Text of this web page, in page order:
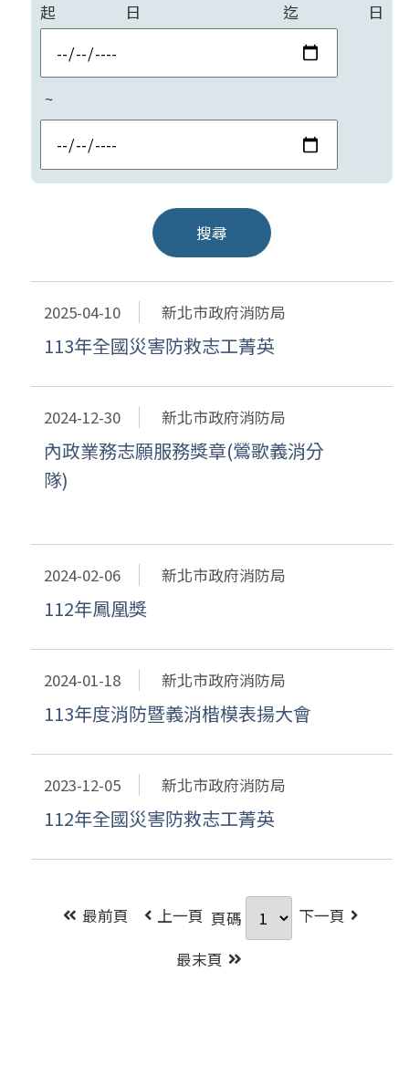
起日 迄日
~
搜尋
2025-04-10 新北市政府消防局
113年全國災害防救志工菁英
2024-12-30 新北市政府消防局
內政業務志願服務獎章(鶯歌義消分
隊)
2024-02-06 新北市政府消防局
112年鳳凰獎
2024-01-18 新北市政府消防局
113年度消防暨義消楷模表揚大會
2023-12-05 新北市政府消防局
112年全國災害防救志工菁英
最前頁 上一頁 頁碼
下一頁
最末頁